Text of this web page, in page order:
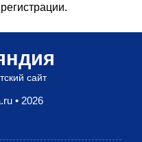
сайт
• 2026